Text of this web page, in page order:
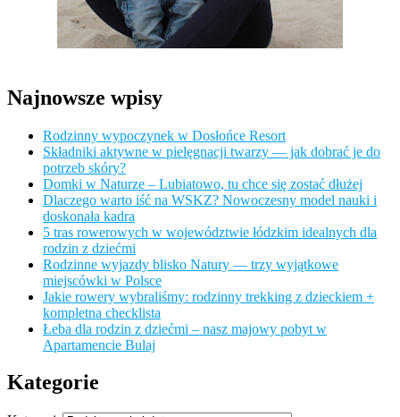
Najnowsze wpisy
Rodzinny wypoczynek w Dosłońce Resort
Składniki aktywne w pielęgnacji twarzy — jak dobrać je do
potrzeb skóry?
Domki w Naturze – Lubiatowo, tu chce się zostać dłużej
Dlaczego warto iść na WSKZ? Nowoczesny model nauki i
doskonała kadra
5 tras rowerowych w województwie łódzkim idealnych dla
rodzin z dziećmi
Rodzinne wyjazdy blisko Natury — trzy wyjątkowe
miejscówki w Polsce
Jakie rowery wybraliśmy: rodzinny trekking z dzieckiem +
kompletna checklista
Łeba dla rodzin z dziećmi – nasz majowy pobyt w
Apartamencie Bulaj
Kategorie